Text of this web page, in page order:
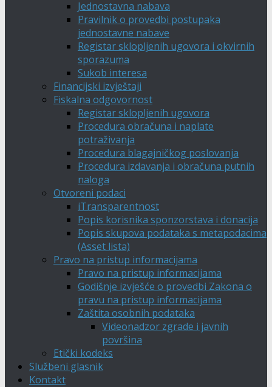
Jednostavna nabava
Pravilnik o provedbi postupaka
jednostavne nabave
Registar sklopljenih ugovora i okvirnih
sporazuma
Sukob interesa
Financijski izvještaji
Fiskalna odgovornost
Registar sklopljenih ugovora
Procedura obračuna i naplate
potraživanja
Procedura blagajničkog poslovanja
Procedura izdavanja i obračuna putnih
naloga
Otvoreni podaci
iTransparentnost
Popis korisnika sponzorstava i donacija
Popis skupova podataka s metapodacima
(Asset lista)
Pravo na pristup informacijama
Pravo na pristup informacijama
Godišnje izvješće o provedbi Zakona o
pravu na pristup informacijama
Zaštita osobnih podataka
Videonadzor zgrade i javnih
površina
Etički kodeks
Službeni glasnik
Kontakt